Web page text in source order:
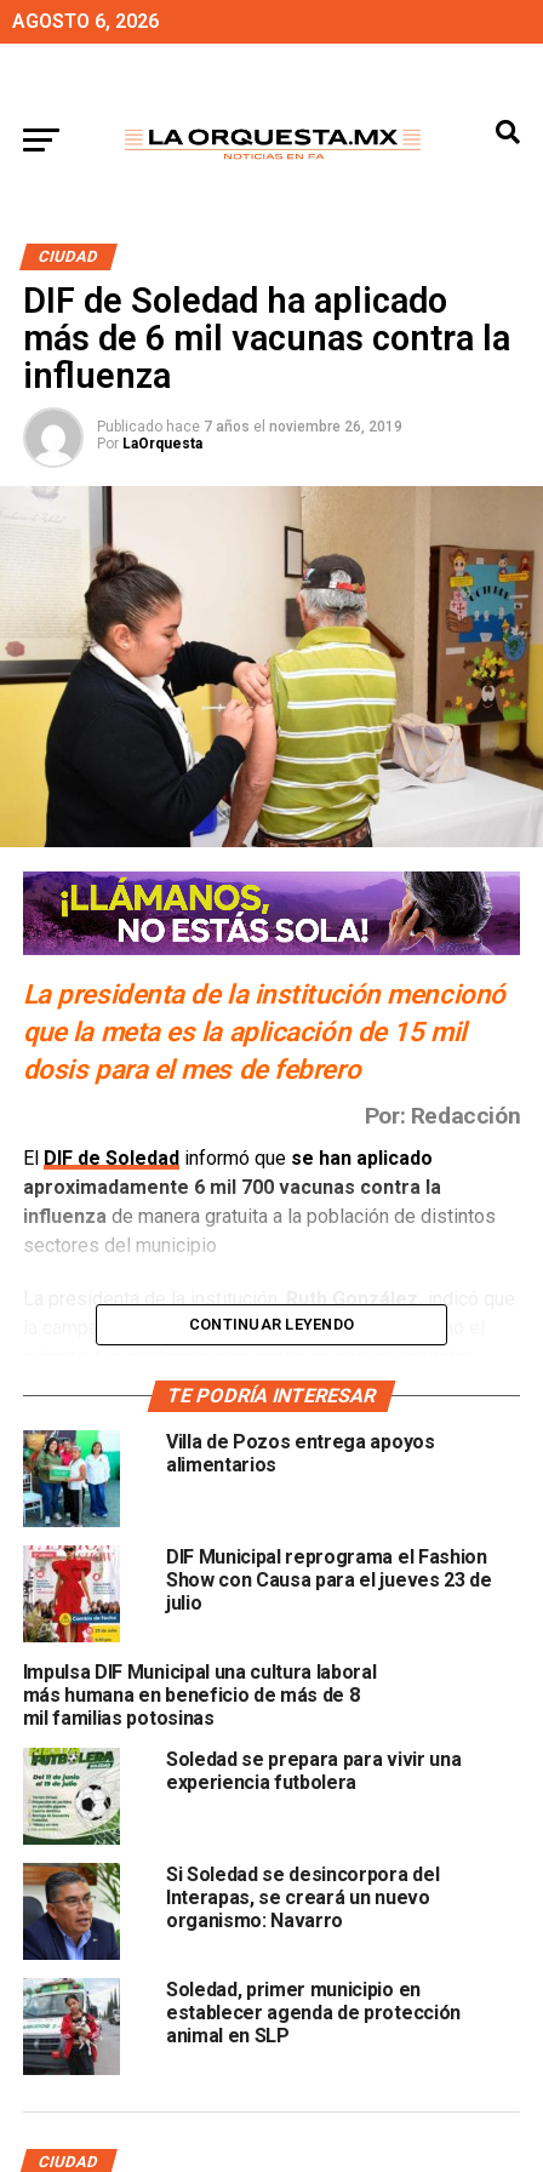
AGOSTO 6, 2026
CIUDAD
DIF de Soledad ha aplicado
más de 6 mil vacunas contra la
influenza
Publicado hace 7 años el noviembre 26, 2019
Por LaOrquesta
La presidenta de la institución mencionó
que la meta es la aplicación de 15 mil
dosis para el mes de febrero
Por: Redacción
El DIF de Soledadinformó que se han aplicado
aproximadamente 6 mil 700 vacunas contra la
influenza de manera gratuita a la población de distintos
sectores del municipio
La presidenta de la institución,Ruth González,indicó que
la campaña de vacunación seguirá vigente, así como el
preventivas que eviten que se presenten casos de esta
Recordó que
la meta de esta campaña es la aplicación
de 15 mil dosis
los grupos más vulnerables como las personas de la
tercera edad, niños menores de cinco años, mujeres
embarazadas y personas con padecimientos crónicos
como diabetes. Indicó que esta
va a estar vigente hasta el mes de febrero
Señaló que además se brindan recomendaciones para
evitar la enfermedad se sugiere aplicarse la vacuna contra
la influenza, como el evitar exponerse a cambios bruscos
de temperatura, lavarse las manos frecuentemente con
agua y jabón, cubrirse la nariz y boca con un pañuelo
desechable o con el ángulo interno del codo al toser o
estornudar.
agua, consumir alimentos ricos en vitamina “C” y evitar
CONTINUAR LEYENDO
TE PODRÍA INTERESAR
Villa de Pozos entrega apoyos
alimentarios
DIF Municipal reprograma el Fashion
Show con Causa para el jueves 23 de
julio
Impulsa DIF Municipal una cultura laboral
más humana en beneficio de más de 8
mil familias potosinas
Soledad se prepara para vivir una
experiencia futbolera
Si Soledad se desincorpora del
Interapas, se creará un nuevo
organismo: Navarro
Soledad, primer municipio en
establecer agenda de protección
animal en SLP
CIUDAD